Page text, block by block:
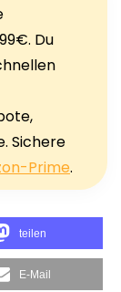
Du
Sichere
Prime.
teilen
E-Mail